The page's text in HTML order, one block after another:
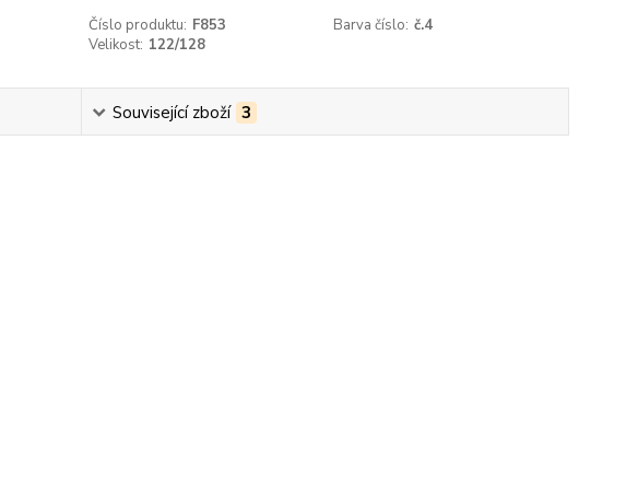
Číslo produktu: F853 Barva číslo: č.4
Velikost: 122/128
Související zboží 3